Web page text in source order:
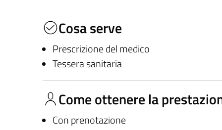
Cosa serve
Prescrizione del medico
Tessera sanitaria
Come ottenere la
Con prenotazione